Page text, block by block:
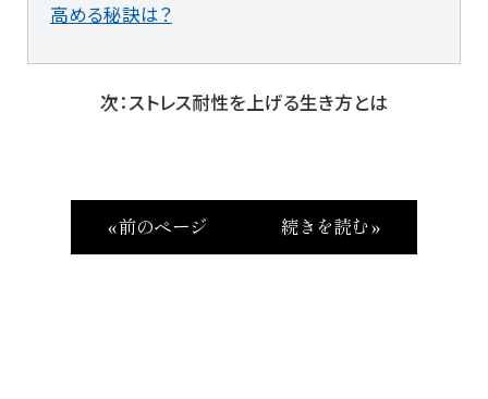
高める秘訣は？
次：ストレス耐性を上げる生き方とは
« 前のページ 続きを読む »